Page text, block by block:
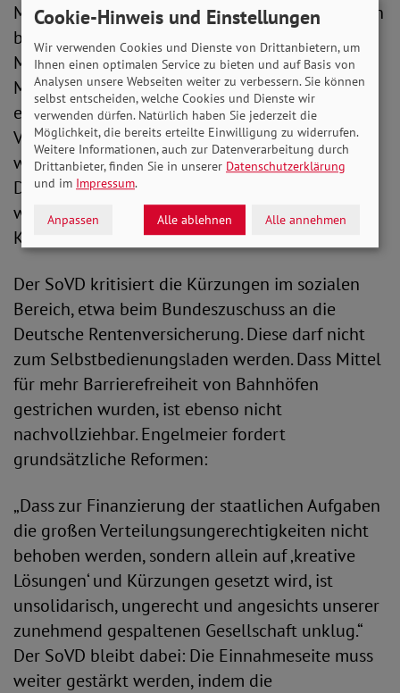
Menschen mit kleinen und mittleren Einkommen
belasten. Dazu die SoVD-Vorstandsvorsitzende
Michaela Engelmeier: „In der aktuell für viele
Menschen so schwierigen Zeit muss der Staat
entschieden handeln, der wachsenden
Verunsicherung etwas entgegensetzen und
wieder für mehr soziale Gerechtigkeit sorgen.
Das radikale Festhalten an der Schuldenbremse
wird zu einer Gefahr für den demokratischen
Konsens.“
Der SoVD kritisiert die Kürzungen im sozialen
Bereich, etwa beim Bundeszuschuss an die
Deutsche Rentenversicherung. Diese darf nicht
zum Selbstbedienungsladen werden. Dass Mittel
für mehr Barrierefreiheit von Bahnhöfen
gestrichen wurden, ist ebenso nicht
nachvollziehbar. Engelmeier fordert
grundsätzliche Reformen:
„Dass zur Finanzierung der staatlichen Aufgaben
die großen Verteilungsungerechtigkeiten nicht
behoben werden, sondern allein auf ‚kreative
Lösungen‘ und Kürzungen gesetzt wird, ist
unsolidarisch, ungerecht und angesichts unserer
zunehmend gespaltenen Gesellschaft unklug.“
Der SoVD bleibt dabei: Die Einnahmeseite muss
weiter gestärkt werden, indem die
Cookie-Hinweis und Einstellungen
Wir verwenden Cookies und Dienste von Drittanbietern, um
Ihnen einen optimalen Service zu bieten und auf Basis von
Analysen unsere Webseiten weiter zu verbessern. Sie können
selbst entscheiden, welche Cookies und Dienste wir
verwenden dürfen. Natürlich haben Sie jederzeit die
Möglichkeit, die bereits erteilte Einwilligung zu widerrufen.
Weitere Informationen, auch zur Datenverarbeitung durch
Drittanbieter, finden Sie in unserer Datenschutzerklärung
und im Impressum.
Anpassen Alle ablehnen Alle annehmen